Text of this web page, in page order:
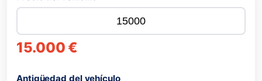
15.000 €
Antigüedad del vehículo